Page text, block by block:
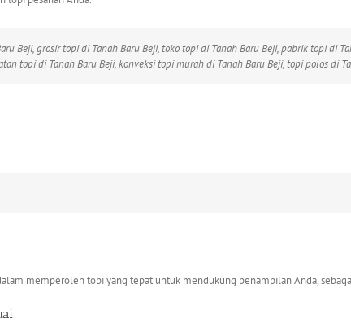
Beji, grosir topi di Tanah Baru Beji, toko topi di Tanah Baru Beji, pabrik topi di
topi di Tanah Baru Beji, konveksi topi murah di Tanah Baru Beji, topi polos di
memperoleh topi yang tepat untuk mendukung penampilan Anda,